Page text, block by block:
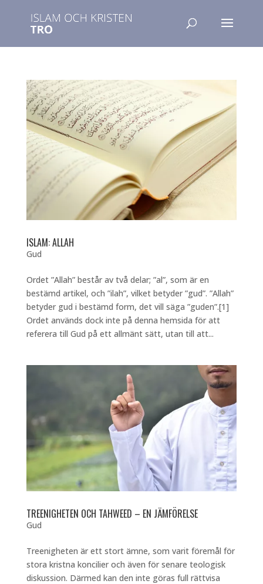
ISLAM: ALLAH
Gud
Ordet ”Allah” består av två delar; ”al”, som är en
bestämd artikel, och ”ilah”, vilket betyder ”gud”. ”Allah”
betyder gud i bestämd form, det vill säga ”guden”.[1]
Ordet används dock inte på denna hemsida för att
referera till Gud på ett allmänt sätt, utan till att...
TREENIGHETEN OCH TAHWEED – EN JÄMFÖRELSE
Gud
Treenigheten är ett stort ämne, som varit föremål för
stora kristna koncilier och även för senare teologisk
diskussion. Därmed kan den inte göras full rättvisa